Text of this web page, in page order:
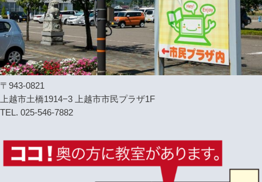
〒943-0821
上越市土橋1914−3 上越市市民プラザ1F
TEL. 025-546-7882